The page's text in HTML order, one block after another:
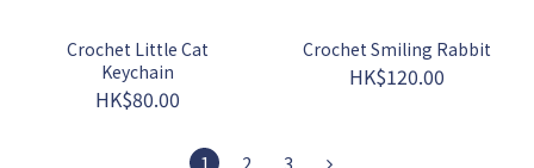
Crochet Little Cat
Keychain
HK$80.00
Crochet Smiling Rabbit
HK$120.00
1 2 3